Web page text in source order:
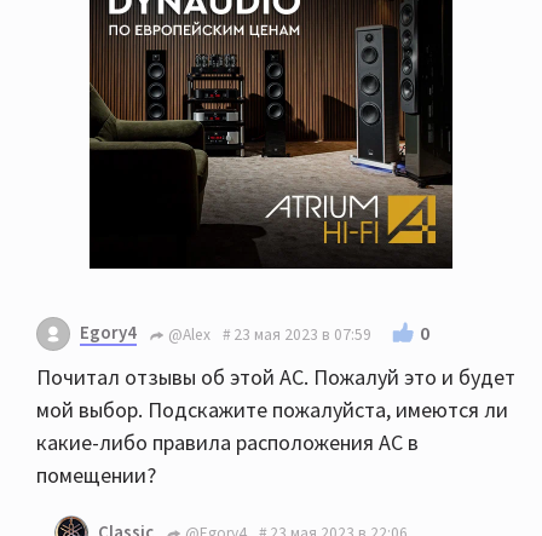
Egory4 @Alex 23 мая 2023 в 07:59 0
Почитал отзывы об этой АС. Пожалуй это и будет
мой выбор. Подскажите пожалуйста, имеются ли
какие-либо правила расположения АС в
помещении?